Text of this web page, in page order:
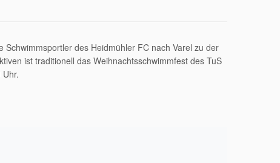
des Heidmühler FC nach Varel zu der
ist traditionell das Weihnachtsschwimmfest des TuS